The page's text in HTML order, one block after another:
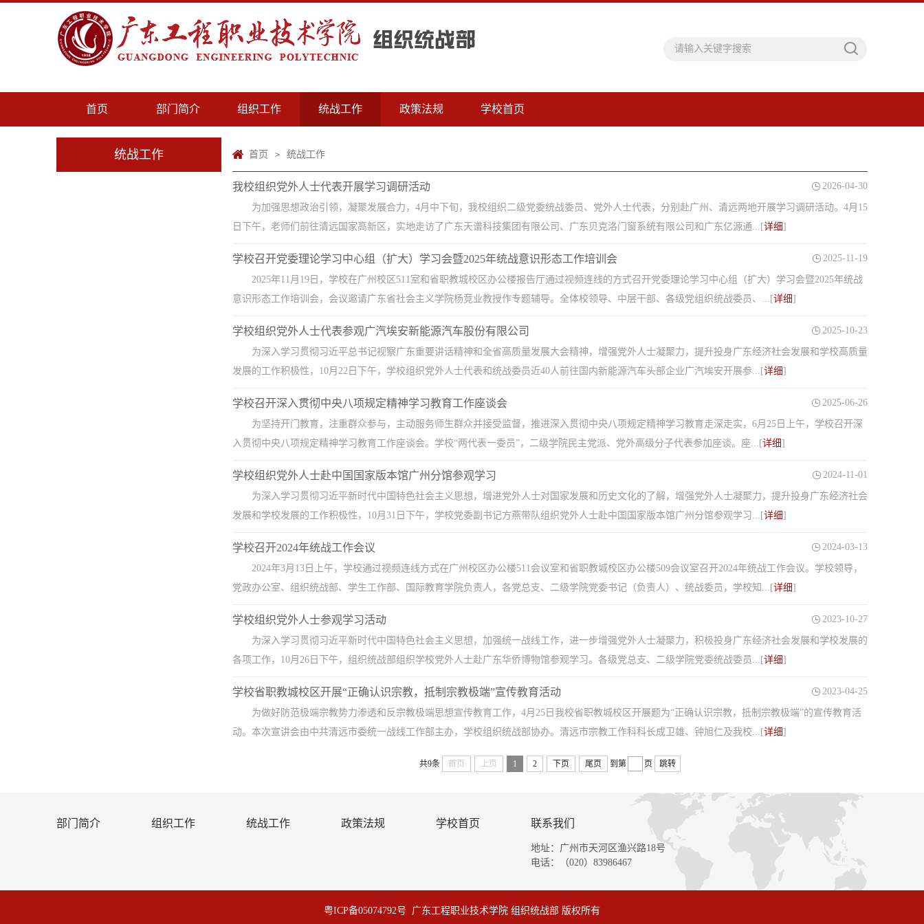
首页 部门简介 组织工作 统战工作 政策法规 学校首页
统战工作 首页 > 统战工作
我校组织党外人士代表开展学习调研活动 2026-04-30
为加强思想政治引领，凝聚发展合力，4月中下旬，我校组织二级党委统战委员、党外人士代表，分别赴广州、清远两地开展学习调研活动。4月15
日下午，老师们前往清远国家高新区，实地走访了广东天谱科技集团有限公司、广东贝克洛门窗系统有限公司和广东亿源通...[详细]
学校召开党委理论学习中心组（扩大）学习会暨2025年统战意识形态工作培训会 2025-11-19
2025年11月19日，学校在广州校区511室和省职教城校区办公楼报告厅通过视频连线的方式召开党委理论学习中心组（扩大）学习会暨2025年统战
意识形态工作培训会，会议邀请广东省社会主义学院杨竞业教授作专题辅导。全体校领导、中层干部、各级党组织统战委员、...[详细]
学校组织党外人士代表参观广汽埃安新能源汽车股份有限公司 2025-10-23
为深入学习贯彻习近平总书记视察广东重要讲话精神和全省高质量发展大会精神，增强党外人士凝聚力，提升投身广东经济社会发展和学校高质量
发展的工作积极性，10月22日下午，学校组织党外人士代表和统战委员近40人前往国内新能源汽车头部企业广汽埃安开展参...[详细]
学校召开深入贯彻中央八项规定精神学习教育工作座谈会 2025-06-26
为坚持开门教育，注重群众参与，主动服务师生群众并接受监督，推进深入贯彻中央八项规定精神学习教育走深走实，6月25日上午，学校召开深
入贯彻中央八项规定精神学习教育工作座谈会。学校“两代表一委员”，二级学院民主党派、党外高级分子代表参加座谈。座...[详细]
学校组织党外人士赴中国国家版本馆广州分馆参观学习 2024-11-01
为深入学习贯彻习近平新时代中国特色社会主义思想，增进党外人士对国家发展和历史文化的了解，增强党外人士凝聚力，提升投身广东经济社会
发展和学校发展的工作积极性，10月31日下午，学校党委副书记方燕带队组织党外人士赴中国国家版本馆广州分馆参观学习...[详细]
学校召开2024年统战工作会议 2024-03-13
2024年3月13日上午，学校通过视频连线方式在广州校区办公楼511会议室和省职教城校区办公楼509会议室召开2024年统战工作会议。学校领导，
党政办公室、组织统战部、学生工作部、国际教育学院负责人，各党总支、二级学院党委书记（负责人）、统战委员，学校知...[详细]
学校组织党外人士参观学习活动 2023-10-27
为深入学习贯彻习近平新时代中国特色社会主义思想，加强统一战线工作，进一步增强党外人士凝聚力，积极投身广东经济社会发展和学校发展的
各项工作，10月26日下午，组织统战部组织学校党外人士赴广东华侨博物馆参观学习。各级党总支、二级学院党委统战委员...[详细]
学校省职教城校区开展“正确认识宗教，抵制宗教极端”宣传教育活动 2023-04-25
为做好防范极端宗教势力渗透和反宗教极端思想宣传教育工作，4月25日我校省职教城校区开展题为“正确认识宗教，抵制宗教极端”的宣传教育活
动。本次宣讲会由中共清远市委统一战线工作部主办，学校组织统战部协办。清远市宗教工作科科长成卫雄、钟旭仁及我校...[详细]
共9条 首页 上页 1 2 下页 尾页 到第 页 跳转
部门简介 组织工作 统战工作 政策法规 学校首页 联系我们
地址：广州市天河区渔兴路18号
电话：（020）83986467
粤ICP备05074792号 广东工程职业技术学院 组织统战部 版权所有